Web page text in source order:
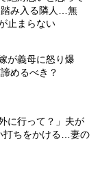
み入る隣人…無
止まらない
が義母に怒り爆
めるべき？
に行って？」夫が
打ちをかける…妻の